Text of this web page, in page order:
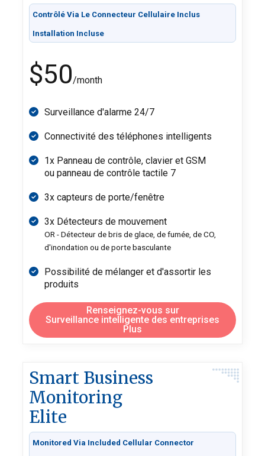
Contrôlé Via Le Connecteur Cellulaire Inclus
Installation Incluse
$50/month
Surveillance d'alarme 24/7
Connectivité des téléphones intelligents
1x Panneau de contrôle, clavier et GSM
ou panneau de contrôle tactile 7
3x capteurs de porte/fenêtre
3x Détecteurs de mouvement
OR - Détecteur de bris de glace, de fumée, de CO,
d'inondation ou de porte basculante
Possibilité de mélanger et d'assortir les
produits
Renseignez-vous sur
Surveillance intelligente des entreprises
Plus
Smart Business
Monitoring
Elite
Monitored Via Included Cellular Connector